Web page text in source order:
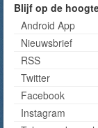
Blijf op de
Android App
Nieuwsbrief
RSS
Twitter
Facebook
Instagram